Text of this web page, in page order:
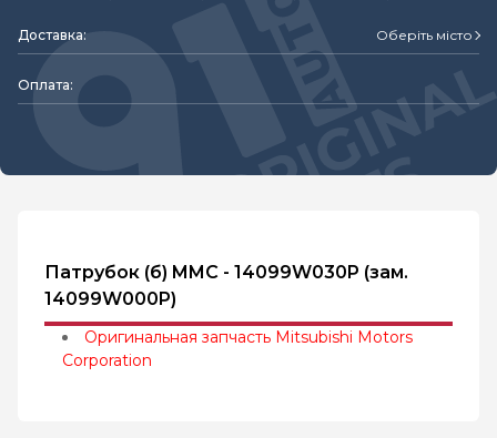
Доставка: Оберіть місто
Оплата:
Патрубок (б) MMC - 14099W030P (зам.
14099W000P)
Оригинальная запчасть Mitsubishi Motors
Corporation